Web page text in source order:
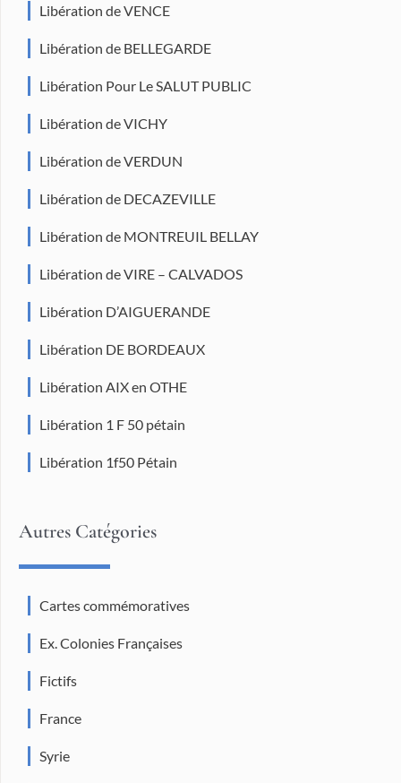
Libération de VENCE
Libération de BELLEGARDE
Libération Pour Le SALUT PUBLIC
Libération de VICHY
Libération de VERDUN
Libération de DECAZEVILLE
Libération de MONTREUIL BELLAY
Libération de VIRE – CALVADOS
Libération D’AIGUERANDE
Libération DE BORDEAUX
Libération AIX en OTHE
Libération 1 F 50 pétain
Libération 1f50 Pétain
Autres Catégories
Cartes commémoratives
Ex. Colonies Françaises
Fictifs
France
Syrie